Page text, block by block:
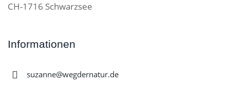
CH-1716 Schwarzsee
Informationen
suzanne@wegdernatur.de